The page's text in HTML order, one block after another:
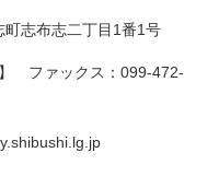
志布志二丁目1番1号
ファックス：099-472-